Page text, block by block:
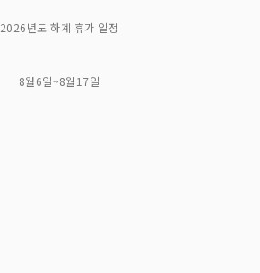
2026년도 하계 휴가 일정
8월6일~8월17일